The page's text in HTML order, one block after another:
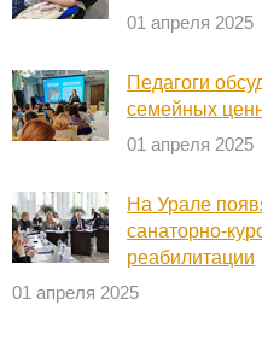
01 апреля 2025
Педагоги
семейных
01 апреля 2025
На Урале
санаторно-
реабилитации
01 апреля 2025